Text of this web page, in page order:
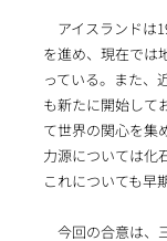
アイスランドは
を進め、現在では
っている。また、
も新たに開始して
て世界の関心を集
力源については化
これについても早
今回の合意は、